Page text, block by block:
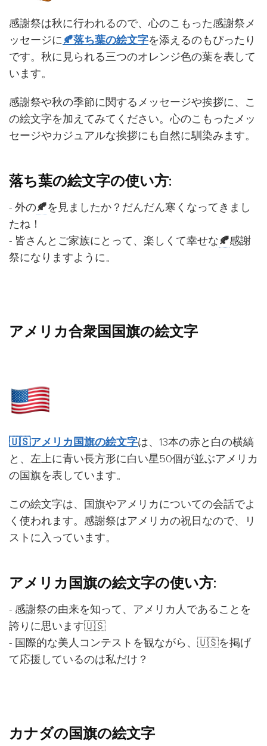
感謝祭は秋に行われるので、心のこもった感謝祭メ
ッセージに🍂落ち葉の絵文字を添えるのもぴったり
です。秋に見られる三つのオレンジ色の葉を表して
います。
感謝祭や秋の季節に関するメッセージや挨拶に、こ
の絵文字を加えてみてください。心のこもったメッ
セージやカジュアルな挨拶にも自然に馴染みます。
落ち葉の絵文字の使い方:
- 外の🍂を見ましたか？だんだん寒くなってきまし
たね！
- 皆さんとご家族にとって、楽しくて幸せな🍂感謝
祭になりますように。
アメリカ合衆国国旗の絵文字
🇺🇸アメリカ国旗の絵文字は、13本の赤と白の横縞
と、左上に青い長方形に白い星50個が並ぶアメリカ
の国旗を表しています。
この絵文字は、国旗やアメリカについての会話でよ
く使われます。感謝祭はアメリカの祝日なので、リ
ストに入っています。
アメリカ国旗の絵文字の使い方:
- 感謝祭の由来を知って、アメリカ人であることを
誇りに思います🇺🇸
- 国際的な美人コンテストを観ながら、🇺🇸を掲げ
て応援しているのは私だけ？
カナダの国旗の絵文字